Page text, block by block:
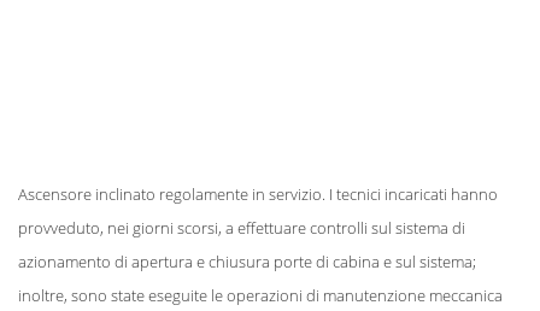
Ascensore inclinato regolamente in servizio. I tecnici incaricati hanno
provveduto, nei giorni scorsi, a effettuare controlli sul sistema di
azionamento di apertura e chiusura porte di cabina e sul sistema;
inoltre, sono state eseguite le operazioni di manutenzione meccanica